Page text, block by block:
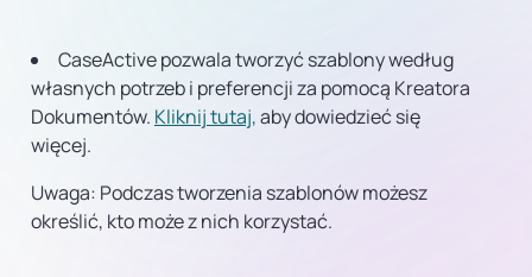
CaseActive pozwala tworzyć szablony według
własnych potrzeb i preferencji za pomocą Kreatora
Dokumentów. Kliknij tutaj,aby dowiedzieć się
więcej.
Uwaga: Podczas tworzenia szablonów możesz
określić, kto może z nich korzystać.